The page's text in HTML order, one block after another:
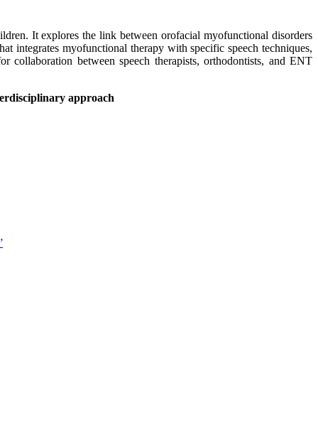
It explores the link between orofacial myofunctional disorders
integrates myofunctional therapy with specific speech techniques,
collaboration between speech therapists, orthodontists, and ENT
approach